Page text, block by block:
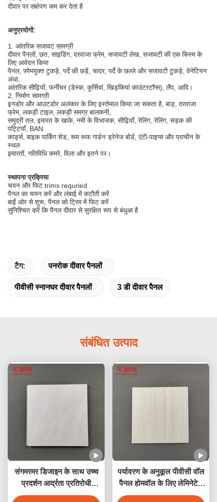
दीवार पर संक्षेपण कम कर देता है
अनुप्रयोगों:
1. आंतरिक सजावट सामग्री
दीवार पैनलों, छत, साइडिंग, दरवाजा फ्रेम, सजावटी लेख, सजावटी की एक किस्म के
लिए आवेदन किया
पैनल, फ़्रेमयुक्त टुकड़े, पर्दे की छड़ें, चादर, पर्दे के छल्ले और सजावटी टुकड़े, वेनेटियन
अंधा,
आंतरिक सीढ़ियों, फर्नीचर (डेस्क, कुर्सियां, खिड़कियां काउंटरटॉप्स), लैंप, आदि।
2. निर्माण सामग्री
इनडोर और आउटडोर अलंकार के लिए इस्तेमाल किया जा सकता है, बाड़, दरवाजा
फ्रेम, लकड़ी टाइल, लकड़ी समग्र बालकनी,
समुद्री तल, इमारत के खाके, नमी के विभाजक, सीढ़ियाँ, रेलिंग, रेलिंग, सड़क की
पट्टियाँ, BAN
कार्ड्स, बाइक पार्किंग शेड, रूम रूफ गार्डन ड्रेनेज बोर्ड, एंटी-पाइप्स और प्राचीन के
स्थल
इमारतों, गतिविधि कमरे, विला और इतने पर।
स्थापना प्रक्रिया
चयन और फिट trims requried
पैनल का चयन करें और लंबाई में कटौती करें
बाईं ओर से शुरू, पैनल को ट्रिम में फिट करें
सुनिश्चित करें कि पैनल दीवार से सुरक्षित रूप से बंधुआ है
टैग: पनरोक दीवार पैनलों
पीवीसी स्नानघर दीवार पैनलों 3 डी दीवार पैनल
संबंधित उत्पाद
संगमरमर डिजाइन के साथ उच्च
प्रदर्शन आर्द्रता प्रतिरोधी
पीवीसी दीवार पैनल
पर्यावरण के अनुकूल पीवीसी वॉल
पैनल होमवॉल के लिए लेमिनेटेड
पीवीसी डेकोरेशन पैनल